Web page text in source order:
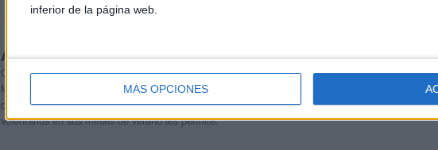
inferior de la página web.
MÁS OPCIONES
Acerca de orientacionandujar
Orientación Andújar no es solo un blog, es la apuesta personal de dos profesores Ginés y
Maribel, que además de ser pareja, son los encargados de los contenidos que encontramos
dentro del blog y en el cual, vuelcan la mayor parte del tiempo, que sus tareas como docentes, y
voluntarios en sus meses de verano les permite.